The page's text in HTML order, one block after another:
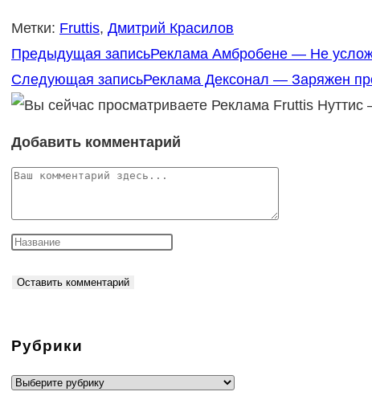
Метки: Fruttis, Дмитрий Красилов
Еще
статьи
Предыдущая записьРеклама Амбробене — Не
Следующая записьРеклама Дексонал — Заряжен
Добавить комментарий
Комментарий
Рубрики
Рубрики